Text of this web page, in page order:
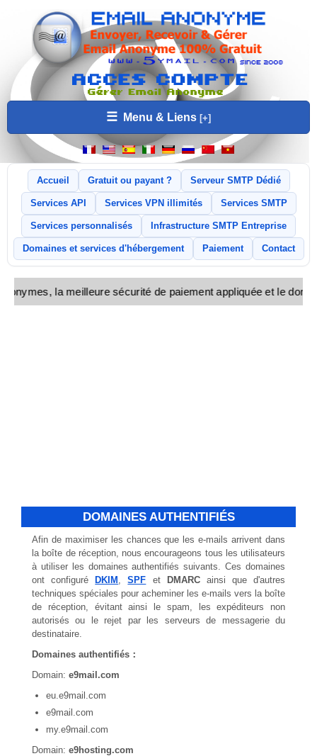
☰ Menu & Liens
Accueil Gratuit ou payant ? Serveur SMTP Dédié
Services API Services VPN illimités Services SMTP
Services personnalisés Infrastructure SMTP Entreprise
Domaines et services d'hébergement Paiement Contact
la meilleure sécurité de paiement appliquée et le
DOMAINES AUTHENTIFIÉS
Afin de maximiser les chances que les e-mails arrivent dans
la boîte de réception, nous encourageons tous les utilisateurs
à utiliser les domaines authentifiés suivants. Ces domaines
ont configuré
DKIM ,SPF et DMARCainsi que d'autres
techniques spéciales pour acheminer les e-mails vers la boîte
de réception, évitant ainsi le spam, les expéditeurs non
autorisés ou le rejet par les serveurs de messagerie du
destinataire.
Domaines authentifiés：
Domain: e9mail.com
eu.e9mail.com
e9mail.com
my.e9mail.com
Domain: e9hosting.com